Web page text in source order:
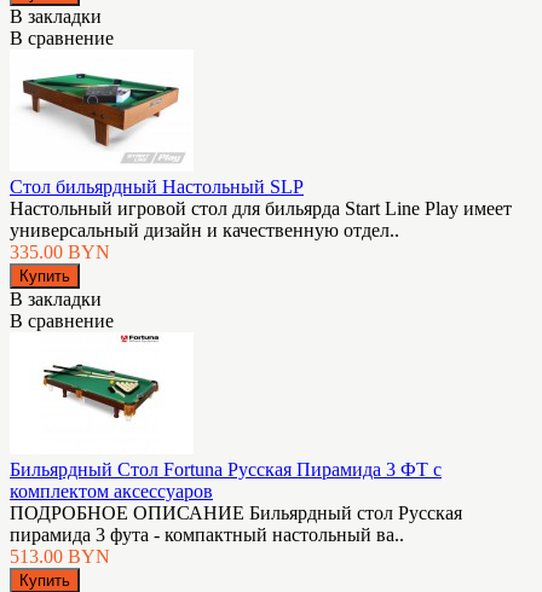
В закладки
В сравнение
Стол бильярдный Настольный SLP
Настольный игровой стол для бильярда Start Line Play имеет
универсальный дизайн и качественную отдел..
335.00 BYN
В закладки
В сравнение
Бильярдный Стол Fortuna Русская Пирамида 3 ФТ с
комплектом аксессуаров
ПОДРОБНОЕ ОПИСАНИЕ Бильярдный стол Русская
пирамида 3 фута - компактный настольный ва..
513.00 BYN